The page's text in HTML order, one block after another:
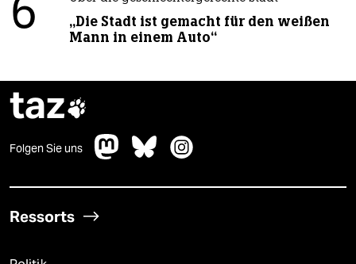
6
„Die Stadt ist gemacht für den weißen
Mann in einem Auto“
taz
Folgen Sie uns
Ressorts